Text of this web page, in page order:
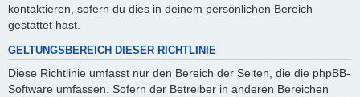
kontaktieren, sofern du dies in deinem persönlichen Bereich
gestattet hast.
GELTUNGSBEREICH DIESER RICHTLINIE
Diese Richtlinie umfasst nur den Bereich der Seiten, die die phpBB-
Software umfassen. Sofern der Betreiber in anderen Bereichen